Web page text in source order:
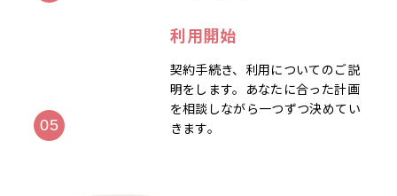
利用開始
契約手続き、利用についてのご説
明をします。あなたに合った計画
を相談しながら一つずつ決めてい
きます。